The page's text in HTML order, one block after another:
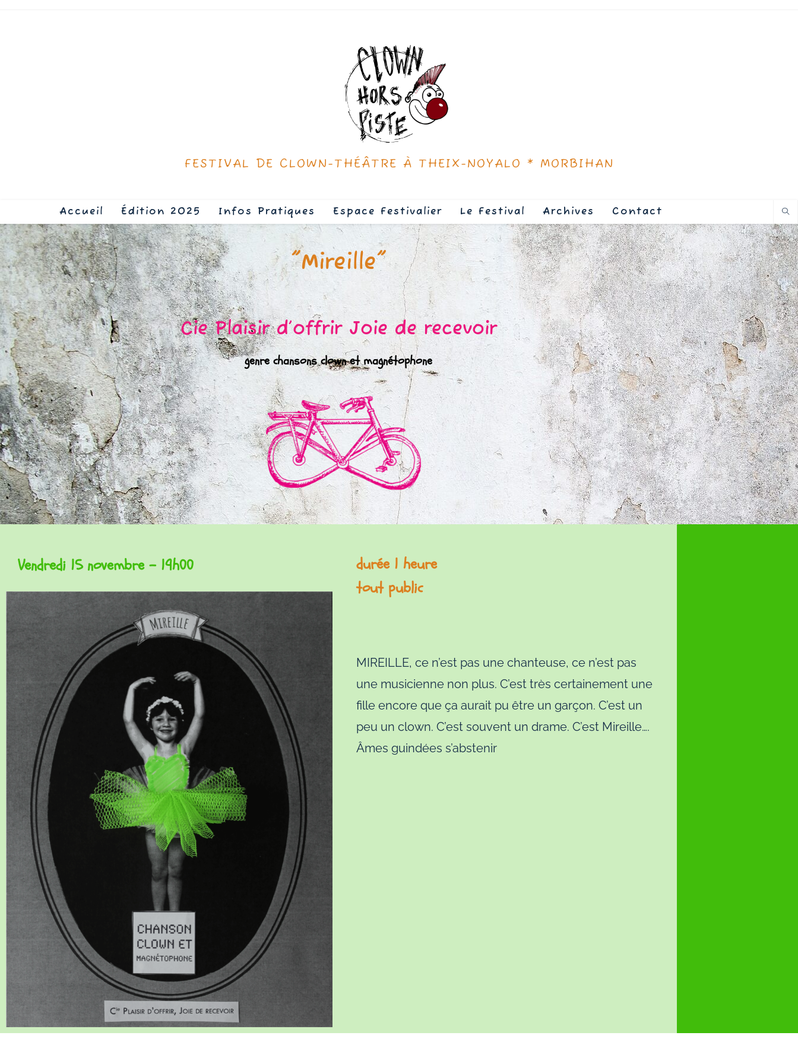
FESTIVAL DE CLOWN-THÉÂTRE À THEIX-NOYALO * MORBIHAN
Accueil Édition 2025 Infos Pratiques Espace Festivalier Le Festival Archives Contact
"Mireille"
Cie Plaisir d’offrir Joie de recevoir
genre chansons clown et magnétophone
Vendredi 15 novembre - 19h00
durée 1 heure
tout public
MIREILLE, ce n’est pas une chanteuse, ce n’est pas
une musicienne non plus. C’est très certainement une
fille encore que ça aurait pu être un garçon. C’est un
peu un clown. C’est souvent un drame. C’est Mireille….
Âmes guindées s’abstenir